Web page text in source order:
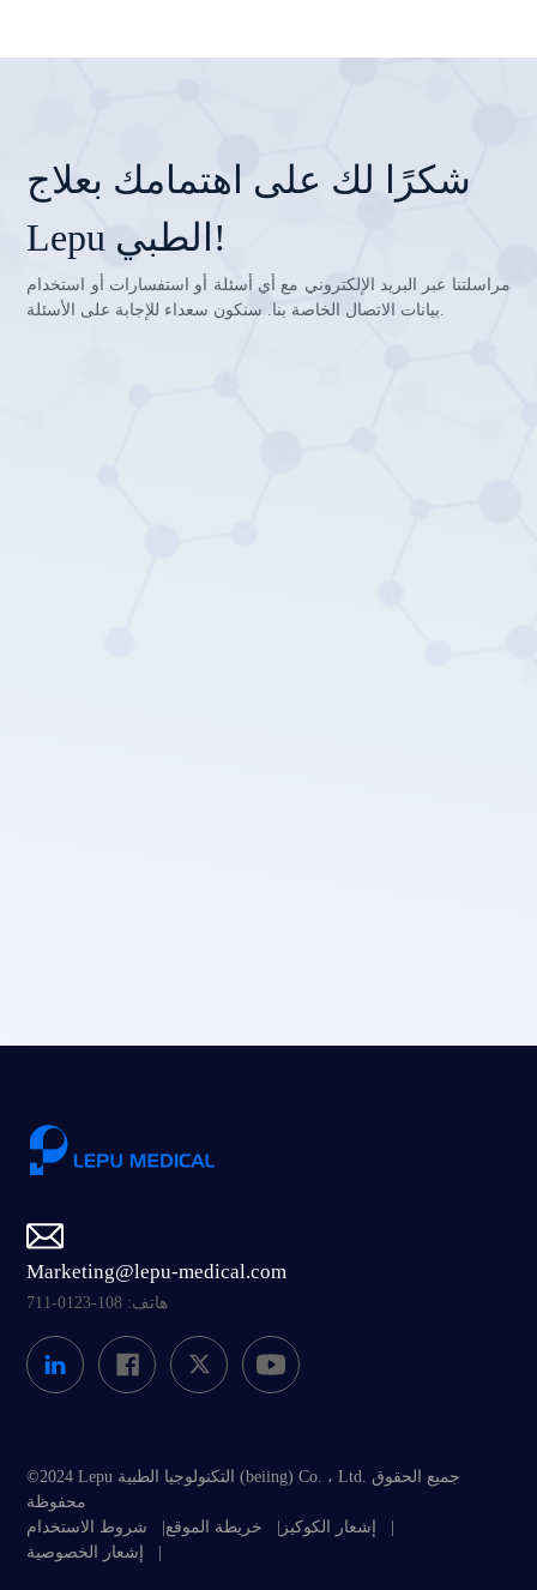
شكرًا لك على اهتمامك بعلاج
Lepu الطبي!
مراسلتنا عبر البريد الإلكتروني مع أي أسئلة أو استفسارات أو استخدام
بيانات الاتصال الخاصة بنا. سنكون سعداء للإجابة على الأسئلة.
Marketing@lepu-medical.com
هاتف: 108-0123-711
©2024 Lepu التكنولوجيا الطبية (beiing) Co. ، Ltd. جميع الحقوق
محفوظة
شروط الاستخدام
خريطة الموقع إشعار الكوكيز
إشعار الخصوصية